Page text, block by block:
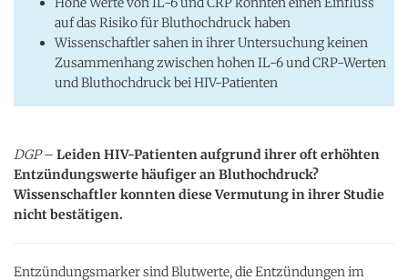
auf das Risiko für Bluthochdruck haben
Wissenschaftler sahen in ihrer Untersuchung keinen
Zusammenhang zwischen hohen IL-6 und CRP-Werten
und Bluthochdruck bei HIV-Patienten
DGP– Leiden HIV-Patienten aufgrund ihrer oft erhöhten
Entzündungswerte häufiger an Bluthochdruck?
Wissenschaftler konnten diese Vermutung in ihrer Studie
nicht bestätigen.
Entzündungsmarker sind Blutwerte, die Entzündungen im